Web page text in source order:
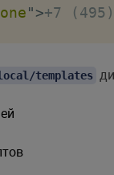
">+7
dolor
dolor sit
dolore
templates